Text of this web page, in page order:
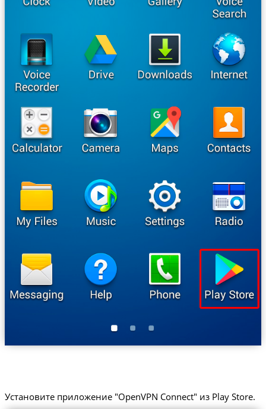
Установите приложение "OpenVPN Connect" из Play Store.